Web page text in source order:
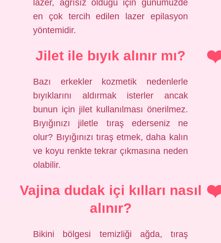
lazer, ağrısız olduğu için günümüzde
en çok tercih edilen lazer epilasyon
yöntemidir.
Jilet ile bıyık alınır mı?
Bazı erkekler kozmetik nedenlerle
bıyıklarını aldırmak isterler ancak
bunun için jilet kullanılması önerilmez.
Bıyığınızı jiletle tıraş ederseniz ne
olur? Bıyığınızı tıraş etmek, daha kalın
ve koyu renkte tekrar çıkmasına neden
olabilir.
Vajina dudak içi kılları nasıl
alınır?
Bikini bölgesi temizliği ağda, tıraş